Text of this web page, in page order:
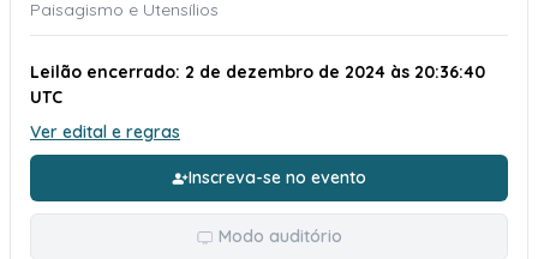
Paisagismo e Utensílios
Leilão encerrado: 2 de dezembro de 2024 às 20:36:40
UTC
Ver edital e regras
Inscreva-se no evento
Modo auditório